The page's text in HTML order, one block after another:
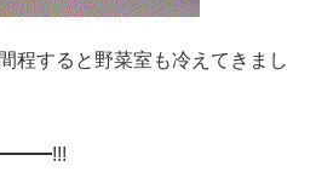
程すると野菜室も冷えてきまし